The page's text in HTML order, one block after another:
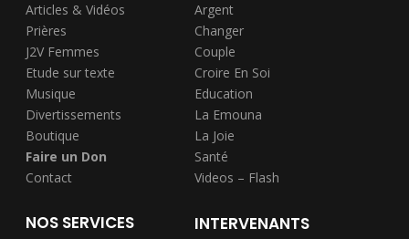
Articles & Vidéos
Prières
J2V Femmes
Etude sur texte
Musique
Divertissements
Boutique
Faire un Don
Contact
Argent
Changer
Couple
Croire En Soi
Education
La Emouna
La Joie
Santé
Videos – Flash
NOS SERVICES INTERVENANTS